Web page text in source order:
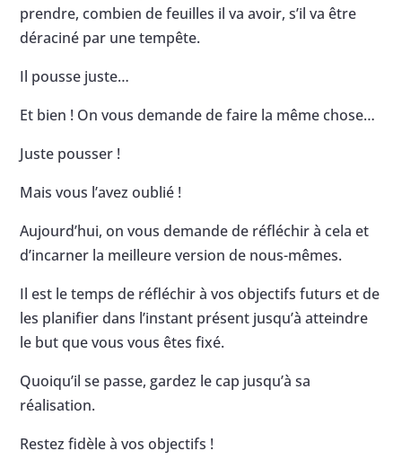
prendre, combien de feuilles il va avoir, s’il va être
déraciné par une tempête.
Il pousse juste…
Et bien ! On vous demande de faire la même chose…
Juste pousser !
Mais vous l’avez oublié !
Aujourd’hui, on vous demande de réfléchir à cela et
d’incarner la meilleure version de nous-mêmes.
Il est le temps de réfléchir à vos objectifs futurs et de
les planifier dans l’instant présent jusqu’à atteindre
le but que vous vous êtes fixé.
Quoiqu’il se passe, gardez le cap jusqu’à sa
réalisation.
Restez fidèle à vos objectifs !